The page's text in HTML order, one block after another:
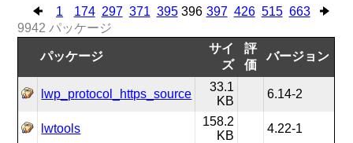
1 174 297 371 395 396 397 426 515 663
9942 パッケージ
パッケージ
サイ
ズ
評
価
バージョン
lwp_protocol_https_source
33.1
KB
6.14-2
lwtools
158.2
KB
4.22-1